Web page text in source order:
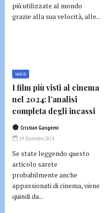
più utilizzate al mondo
grazie alla sua velocità, alle...
VARIE
I film più visti al cinema
nel 2024: l’analisi
completa degli incassi
Cristian Gangemi
19 Dicembre 2024
Se state leggendo questo
articolo sarete
probabilmente anche
appassionati di cinema, viene
quindi da...